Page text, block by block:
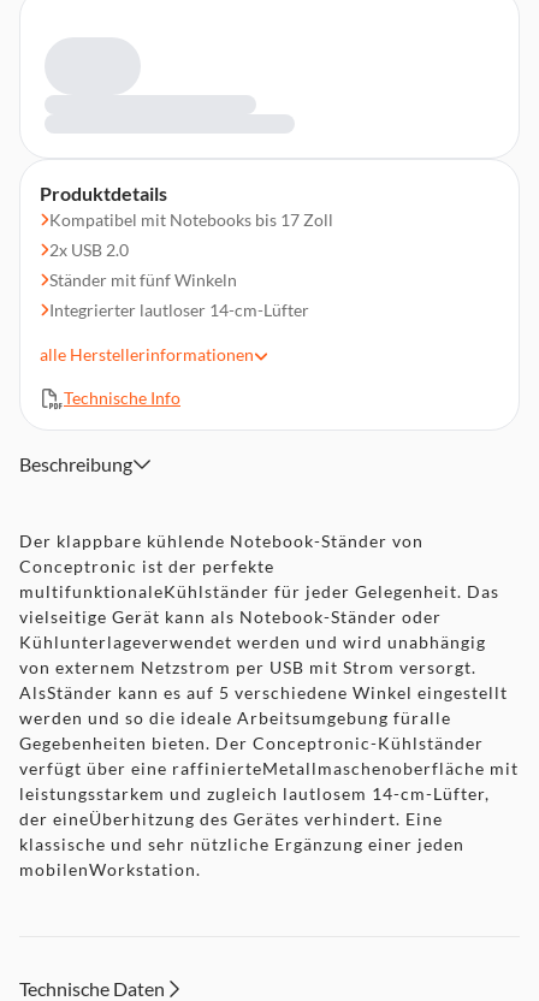
Produktdetails
Kompatibel mit Notebooks bis 17 Zoll
2x USB 2.0
Ständer mit fünf Winkeln
Integrierter lautloser 14-cm-Lüfter
Stromversorgung per USB
Abmessungen: 264 x 370 x 58 mm
Gewicht: 651 g
alle Herstellerinformationen
Technische Info
Beschreibung
Der klappbare kühlende Notebook-Ständer von
Conceptronic ist der perfekte
multifunktionaleKühlständer für jeder Gelegenheit. Das
vielseitige Gerät kann als Notebook-Ständer oder
Kühlunterlageverwendet werden und wird unabhängig
von externem Netzstrom per USB mit Strom versorgt.
AlsStänder kann es auf 5 verschiedene Winkel eingestellt
werden und so die ideale Arbeitsumgebung füralle
Gegebenheiten bieten. Der Conceptronic-Kühlständer
verfügt über eine raffinierteMetallmaschenoberfläche mit
leistungsstarkem und zugleich lautlosem 14-cm-Lüfter,
der eineÜberhitzung des Gerätes verhindert. Eine
klassische und sehr nützliche Ergänzung einer jeden
mobilenWorkstation.
Technische Daten